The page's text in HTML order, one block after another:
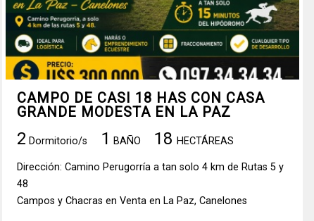
CAMPO DE CASI 18 HAS CON CASA
GRANDE MODESTA EN LA PAZ
2 Dormitorio/s 1 BAÑO 18 HECTÁREAS
Dirección: Camino Perugorría a tan solo 4 km de Rutas 5 y
48
Campos y Chacras en Venta en La Paz, Canelones